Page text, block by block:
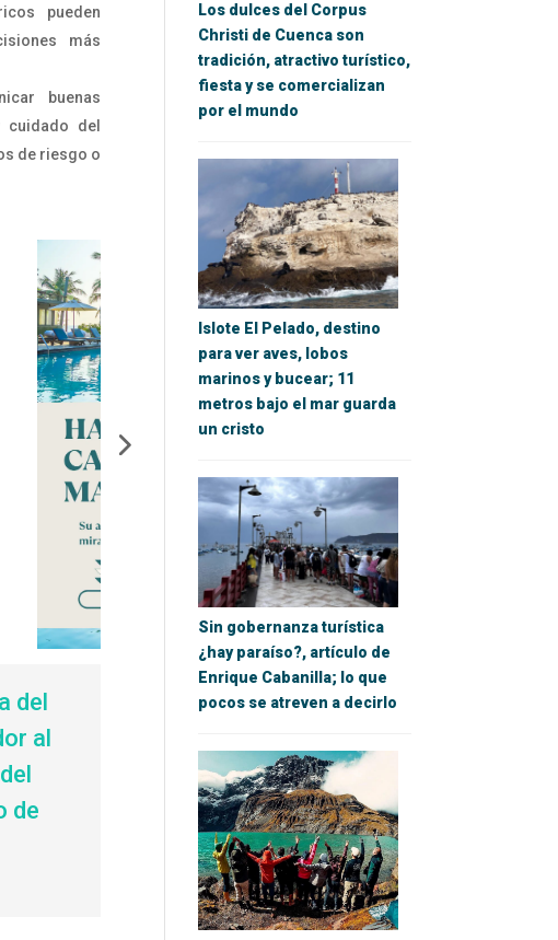
pueden
más
buenas
cuidado del
de riesgo o
del
al
de
Los dulces del Corpus
Christi de Cuenca son
tradición, atractivo turístico,
fiesta y se comercializan
por el mundo
Islote El Pelado, destino
para ver aves, lobos
marinos y bucear; 11
metros bajo el mar guarda
un cristo
Sin gobernanza turística
¿hay paraíso?, artículo de
Enrique Cabanilla; lo que
pocos se atreven a decirlo